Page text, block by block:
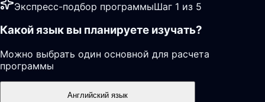
Экспресс-подбор программыШаг 1 из 5
Какой язык вы планируете изучать?
Можно выбрать один основной для расчета
программы
Английский язык